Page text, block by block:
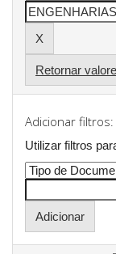
Retornar
Adicionar filtros:
Utilizar filtros